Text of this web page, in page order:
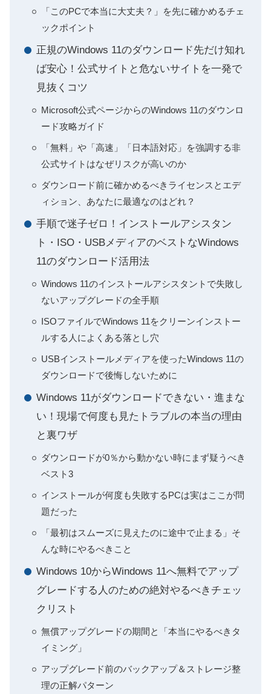
「このPCで本当に大丈夫？」を先に確かめるチェ
ックポイント
正規のWindows 11のダウンロード先だけ知れ
ば安心！公式サイトと危ないサイトを一発で
見抜くコツ
Microsoft公式ページからのWindows 11のダウンロ
ード攻略ガイド
「無料」や「高速」「日本語対応」を強調する非
公式サイトはなぜリスクが高いのか
ダウンロード前に確かめるべきライセンスとエデ
ィション、あなたに最適なのはどれ？
手順で迷子ゼロ！インストールアシスタン
ト・ISO・USBメディアのベストなWindows
11のダウンロード活用法
Windows 11のインストールアシスタントで失敗し
ないアップグレードの全手順
ISOファイルでWindows 11をクリーンインストー
ルする人によくある落とし穴
USBインストールメディアを使ったWindows 11の
ダウンロードで後悔しないために
Windows 11がダウンロードできない・進まな
い！現場で何度も見たトラブルの本当の理由
と裏ワザ
ダウンロードが0％から動かない時にまず疑うべき
ベスト3
インストールが何度も失敗するPCは実はここが問
題だった
「最初はスムーズに見えたのに途中で止まる」そ
んな時にやるべきこと
Windows 10からWindows 11へ無料でアップ
グレードする人のための絶対やるべきチェッ
クリスト
無償アップグレードの期間と「本当にやるべきタ
イミング」
アップグレード前のバックアップ＆ストレージ整
理の正解パターン